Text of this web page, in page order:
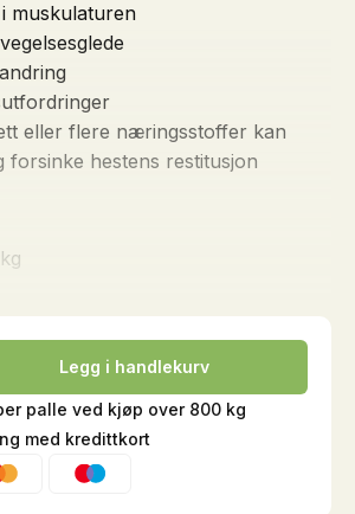
muskulaturen
eller flere næringsstoffer kan
hestens restitusjon
Legg i handlekurv
palle ved kjøp over 800 kg
med kredittkort